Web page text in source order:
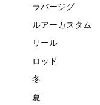
ラバージグ
ルアーカスタム
リール
ロッド
冬
夏